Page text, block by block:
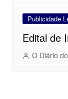
Publicidade
Edital de
O Diário